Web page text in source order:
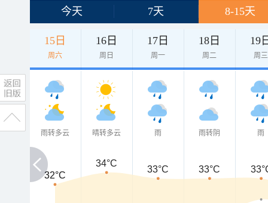
今天 7天 8-15天
15日
周六
16日
周日
17日
周一
18日
周二
19
周三
雨转多云 晴转多云 雨 雨转阴 雨
32°C
32°C
34°C
33°C 33°C